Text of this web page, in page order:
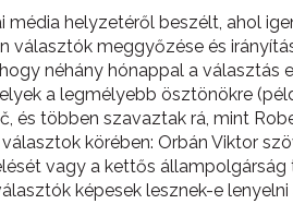
média helyzetéről beszélt, ahol
választók meggyőzése és
néhány hónappal a választás
a legmélyebb ösztönökre
és többen szavaztak rá, mint
körében: Orbán Viktor
vagy a kettős
képesek lesznek-e